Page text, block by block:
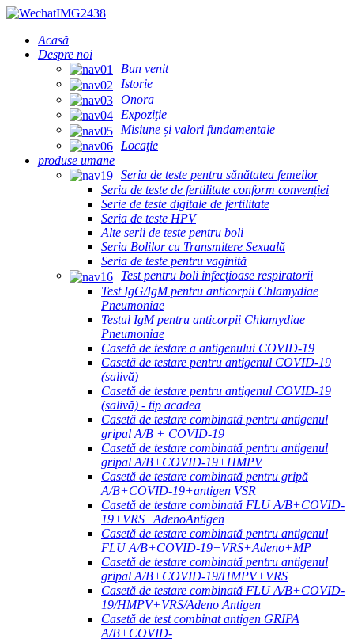
Acasă
Despre noi
Bun venit
Istorie
Onora
Expoziţie
Misiune și valori fundamentale
Locaţie
produse umane
Seria de teste pentru sănătatea femeilor
Seria de teste de fertilitate conform convenției
Serie de teste digitale de fertilitate
Seria de teste HPV
Alte serii de teste pentru boli
Seria Bolilor cu Transmitere Sexuală
Seria de teste pentru vaginită
Test pentru boli infecțioase respiratorii
Test IgG/IgM pentru anticorpii Chlamydiae
Pneumoniae
Testul IgM pentru anticorpii Chlamydiae
Pneumoniae
Casetă de testare a antigenului COVID-19
Casetă de testare pentru antigenul COVID-19
(salivă)
Casetă de testare pentru antigenul COVID-19
(salivă) - tip acadea
Casetă de testare combinată pentru antigenul
gripal A/B + COVID-19
Casetă de testare combinată pentru antigenul
gripal A/B+COVID-19+HMPV
Casetă de testare combinată pentru gripă
A/B+COVID-19+antigen VSR
Casetă de testare combinată FLU A/B+COVID-
19+VRS+AdenoAntigen
Casetă de testare combinată pentru antigenul
FLU A/B+COVID-19+VRS+Adeno+MP
Casetă de testare combinată pentru antigenul
gripal A/B+COVID-19/HMPV+VRS
Casetă de testare combinată FLU A/B+COVID-
19/HMPV+VRS/Adeno Antigen
Casetă de test combinat antigen GRIPA
A/B+COVID-